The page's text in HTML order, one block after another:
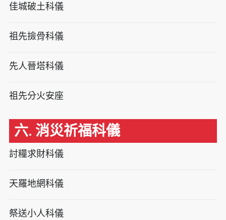
佳城破土科儀
祖先撿骨科儀
先人晉塔科儀
祖先分火安座
六. 消災祈福科儀
討糧求財科儀
天羅地網科儀
祭送小人科儀